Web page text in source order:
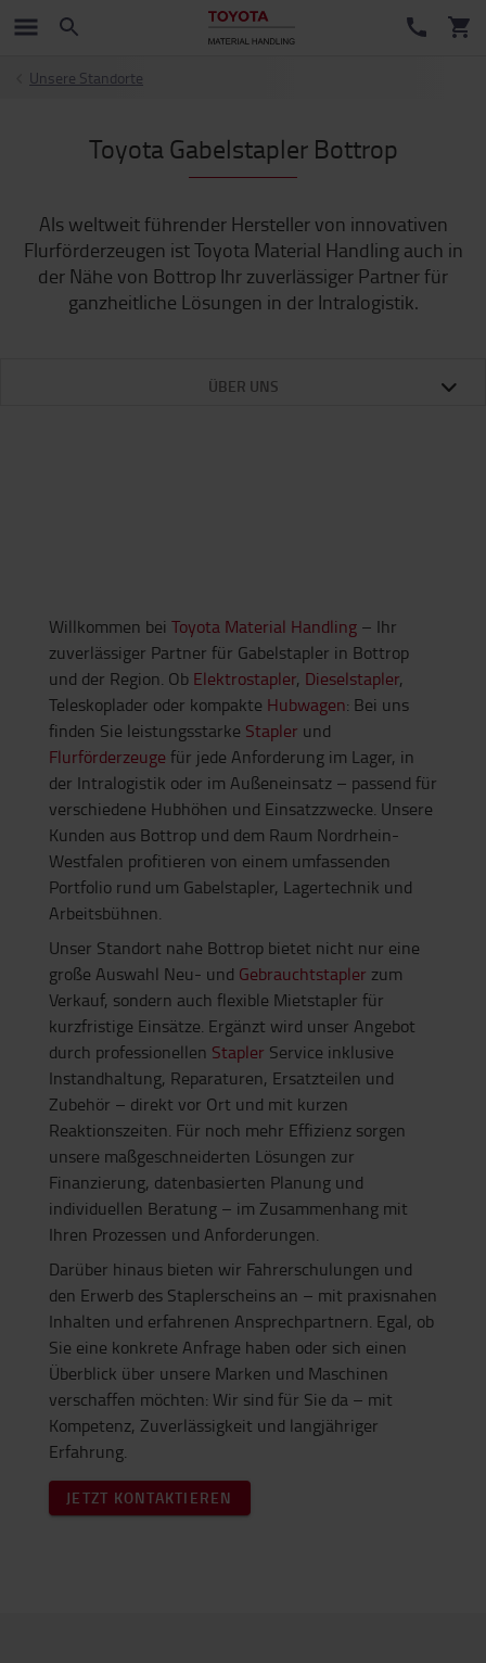
Unsere Standorte
Toyota Gabelstapler Bottrop
Als weltweit führender Hersteller von innovativen
Flurförderzeugen ist Toyota Material Handling auch in
der Nähe von Bottrop Ihr zuverlässiger Partner für
ganzheitliche Lösungen in der Intralogistik.
ÜBER UNS
Willkommen bei Toyota Material Handling – Ihr
zuverlässiger Partner für Gabelstapler in Bottrop
und der Region. Ob Elektrostapler, Dieselstapler,
Teleskoplader oder kompakte Hubwagen: Bei uns
finden Sie leistungsstarke Stapler und
Flurförderzeuge für jede Anforderung im Lager, in
der Intralogistik oder im Außeneinsatz – passend für
verschiedene Hubhöhen und Einsatzzwecke. Unsere
Kunden aus Bottrop und dem Raum Nordrhein-
Westfalen profitieren von einem umfassenden
Portfolio rund um Gabelstapler, Lagertechnik und
Arbeitsbühnen.
Unser Standort nahe Bottrop bietet nicht nur eine
große Auswahl Neu- und Gebrauchtstapler zum
Verkauf, sondern auch flexible Mietstapler für
kurzfristige Einsätze. Ergänzt wird unser Angebot
durch professionellen Stapler Service inklusive
Instandhaltung, Reparaturen, Ersatzteilen und
Zubehör – direkt vor Ort und mit kurzen
Reaktionszeiten. Für noch mehr Effizienz sorgen
unsere maßgeschneiderten Lösungen zur
Finanzierung, datenbasierten Planung und
individuellen Beratung – im Zusammenhang mit
Ihren Prozessen und Anforderungen.
Darüber hinaus bieten wir Fahrerschulungen und
den Erwerb des Staplerscheins an – mit praxisnahen
Inhalten und erfahrenen Ansprechpartnern. Egal, ob
Sie eine konkrete Anfrage haben oder sich einen
Überblick über unsere Marken und Maschinen
verschaffen möchten: Wir sind für Sie da – mit
Kompetenz, Zuverlässigkeit und langjähriger
Erfahrung.
JETZT KONTAKTIEREN